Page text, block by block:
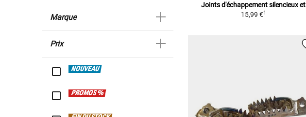
Marque
Prix
NOUVEAU
PROMOS %
Joints d'échappement silencieux et
15,99 €1